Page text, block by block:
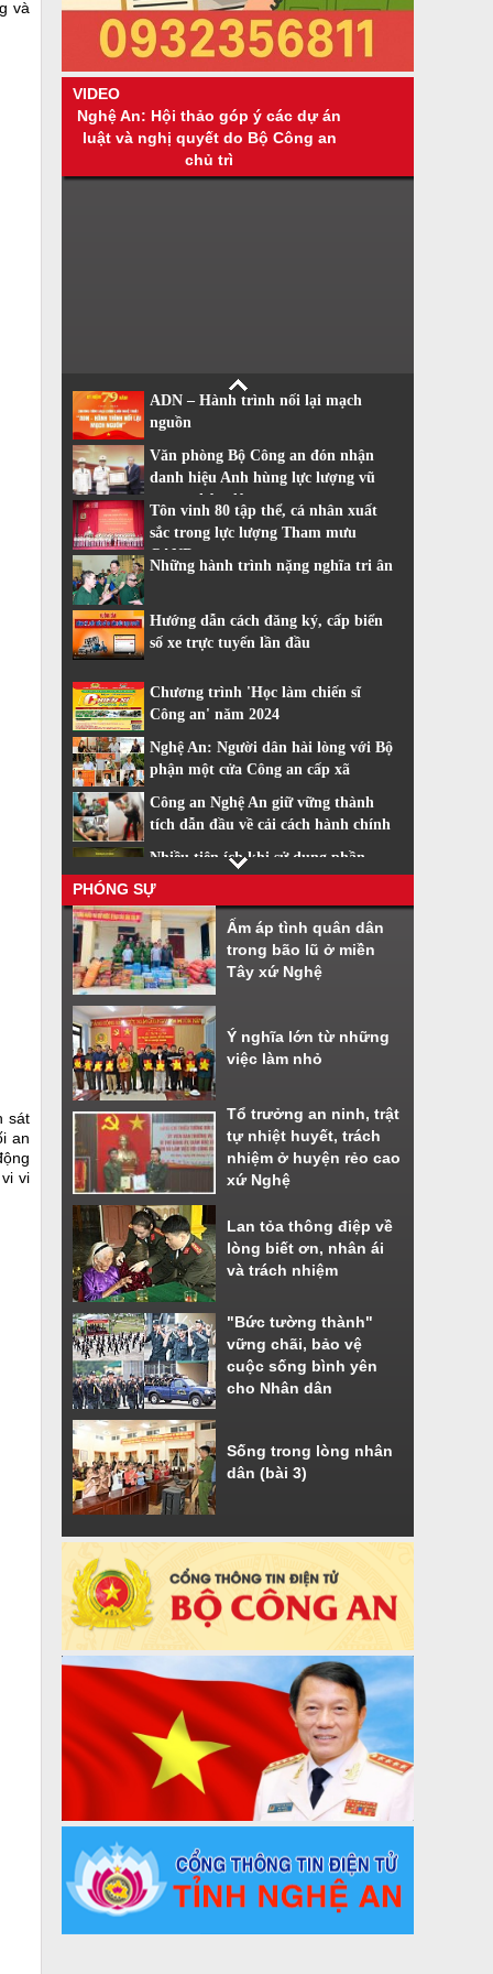
và
sát
an
vi
VIDEO
Nghệ An: Hội thảo góp ý các dự án
luật và nghị quyết do Bộ Công an
chủ trì
ADN – Hành trình nối lại mạch
nguồn
Văn phòng Bộ Công an đón nhận
danh hiệu Anh hùng lực lượng vũ
trang nhân dân
Tôn vinh 80 tập thể, cá nhân xuất
sắc trong lực lượng Tham mưu
CAND
Những hành trình nặng nghĩa tri ân
Hướng dẫn cách đăng ký, cấp biển
số xe trực tuyến lần đầu
Chương trình 'Học làm chiến sĩ
Công an' năm 2024
Nghệ An: Người dân hài lòng với Bộ
phận một cửa Công an cấp xã
Công an Nghệ An giữ vững thành
tích dẫn đầu về cải cách hành chính
Nhiều tiện ích khi sử dụng phần
mềm VNeiD
Cách đăng ký tài khoản định danh
điện tử
PHÓNG SỰ
Ấm áp tình quân dân
trong bão lũ ở miền
Tây xứ Nghệ
Ý nghĩa lớn từ những
việc làm nhỏ
Tổ trưởng an ninh, trật
tự nhiệt huyết, trách
nhiệm ở huyện rẻo cao
xứ Nghệ
Lan tỏa thông điệp về
lòng biết ơn, nhân ái
và trách nhiệm
"Bức tường thành"
vững chãi, bảo vệ
cuộc sống bình yên
cho Nhân dân
Sống trong lòng nhân
dân (bài 3)